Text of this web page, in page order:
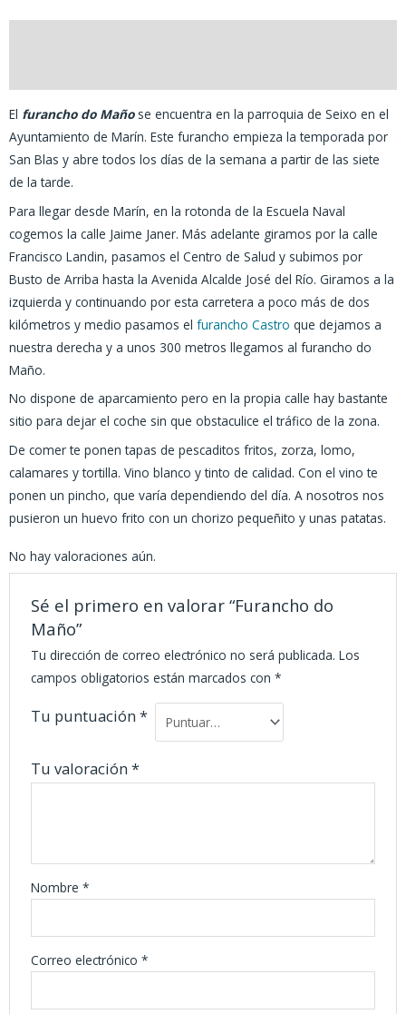
El furancho do Mañose encuentra en la parroquia de Seixo en el
Ayuntamiento de Marín. Este furancho empieza la temporada por
San Blas y abre todos los días de la semana a partir de las siete
de la tarde.
Para llegar desde Marín, en la rotonda de la Escuela Naval
cogemos la calle Jaime Janer. Más adelante giramos por la calle
Francisco Landin, pasamos el Centro de Salud y subimos por
Busto de Arriba hasta la Avenida Alcalde José del Río. Giramos a la
izquierda y continuando por esta carretera a poco más de dos
kilómetros y medio pasamos el furancho Castro que dejamos a
nuestra derecha y a unos 300 metros llegamos al furancho do
Maño.
No dispone de aparcamiento pero en la propia calle hay bastante
sitio para dejar el coche sin que obstaculice el tráfico de la zona.
De comer te ponen tapas de pescaditos fritos, zorza, lomo,
calamares y tortilla. Vino blanco y tinto de calidad. Con el vino te
ponen un pincho, que varía dependiendo del día. A nosotros nos
pusieron un huevo frito con un chorizo pequeñito y unas patatas.
No hay valoraciones aún.
Sé el primero en valorar “Furancho do
Maño”
Tu dirección de correo electrónico no será publicada. Los
campos obligatorios están marcados con *
Tu puntuación *
Tu valoración *
Nombre *
Correo electrónico *